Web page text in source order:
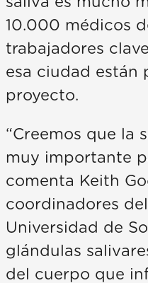
10.000 médicos
trabajadores
esa ciudad están
proyecto.
“Creemos que la
muy importante
comenta Keith
coordinadores
Universidad de
glándulas
del cuerpo que